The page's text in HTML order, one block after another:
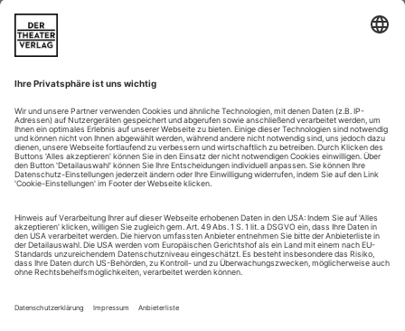
Schlicht und umgreifend
Rafael Spregelburd «Alles» (DE, Badisches Staatstheater/Insel)
In seiner «Heptalogie nach Hieronymus Bosch» handelte der
argentinische Ironiker die sieben Todsünden in zeitgemäßen
Varianten ab («Die Dummheit», «Die Gier», «Die Panik»
etc.). Sein jüngstes Stück, in seiner ersten Regiearbeit an
einem deutschen Theater nun erstaufgeführt, heißt schlicht
Das gelobte Land: Gier
Alternativlos – die dritte Ausgabe des «Polski Express» untersucht im
Umgebung